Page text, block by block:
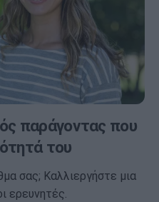
παράγοντας που
του
σας; Καλλιεργήστε μια
ερευνητές.